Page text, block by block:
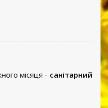
місяця - санітарний